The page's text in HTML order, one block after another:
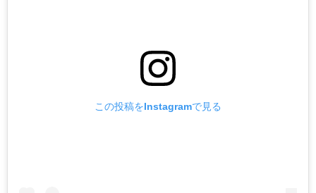
この投稿をInstagramで見る